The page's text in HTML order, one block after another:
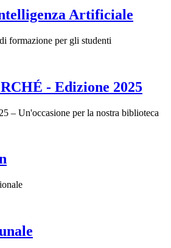
Artificiale
formazione per gli studenti
- Edizione 2025
– Un'occasione per la nostra biblioteca